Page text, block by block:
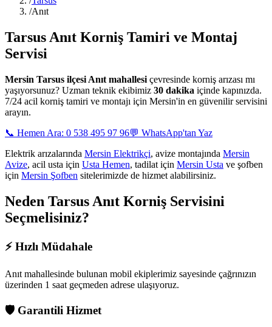
/Anıt
Tarsus Anıt Korniş Tamiri ve Montaj
Servisi
Mersin Tarsus ilçesi Anıt mahallesi çevresinde korniş arızası mı
yaşıyorsunuz? Uzman teknik ekibimiz 30 dakika içinde kapınızda.
7/24 acil korniş tamiri ve montajı için Mersin'in en güvenilir servisini
arayın.
📞 Hemen Ara: 0 538 495 97 96💬 WhatsApp'tan Yaz
Elektrik arızalarında Mersin Elektrikçi, avize montajında Mersin
Avize, acil usta için Usta Hemen, tadilat için Mersin Usta ve şofben
için Mersin Şofben sitelerimizde de hizmet alabilirsiniz.
Neden Tarsus Anıt Korniş Servisini
Seçmelisiniz?
⚡ Hızlı Müdahale
Anıt mahallesinde bulunan mobil ekiplerimiz sayesinde çağrınızın
üzerinden 1 saat geçmeden adrese ulaşıyoruz.
🛡️ Garantili Hizmet